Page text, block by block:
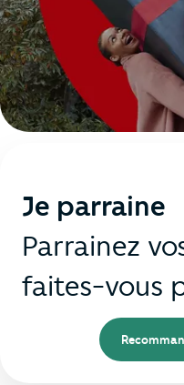
Je parraine
Parrainez
faites-vous